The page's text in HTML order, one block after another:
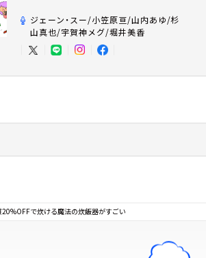
ジェーン・スー/小笠原亘/山内あゆ/杉
山真也/宇賀神メグ/堀井美香
で炊ける魔法の炊飯器がすごい